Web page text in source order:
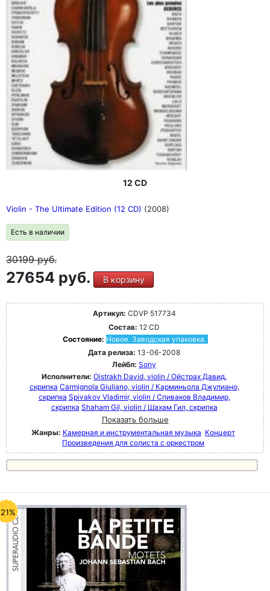
12 CD
Violin - The Ultimate Edition (12 CD) (2008)
Есть в наличии
30199руб.
27654 руб. В корзину
Артикул: CDVP 517734
Состав: 12 CD
Состояние: Новое. Заводская упаковка.
Дата релиза: 13-06-2008
Лейбл: Sony
Исполнители: Oistrakh David, violin / Ойстрах Давид,
скрипка Carmignola Giuliano, violin / Карминьола Джулиано,
скрипка Spivakov Vladimir, violin / Спиваков Владимир,
скрипка Shaham Gil, violin / Шахам Гил, скрипка
Показать больше
Жанры: Камерная и инструментальная музыка Концерт
Произведения для солиста с оркестром